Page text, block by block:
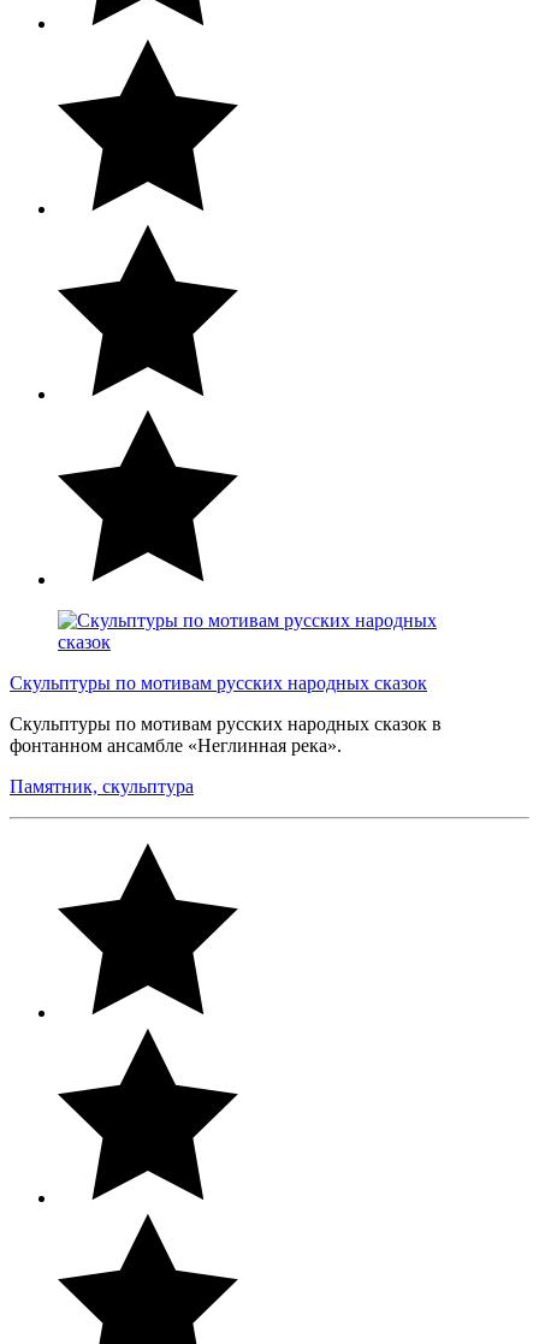
Скульптуры по мотивам русских народных сказок
Скульптуры по мотивам русских народных сказок в
фонтанном ансамбле «Неглинная река».
Памятник, скульптура